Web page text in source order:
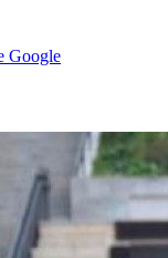
Google